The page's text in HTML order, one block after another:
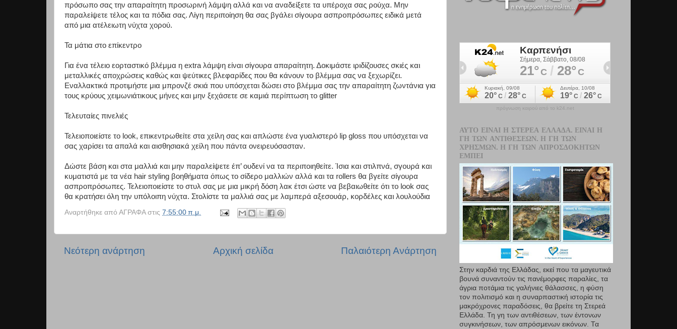
πρόσωπο σας την απαραίτητη προσωρινή λάμψη αλλά και να αναδείξετε τα υπέροχα σας ρούχα. Μην
παραλείψετε τέλος και τα πόδια σας. Λίγη περιποίηση θα σας βγάλει σίγουρα ασπροπρόσωπες ειδικά μετά
από μια ατέλειωτη νύχτα χορού.
Τα μάτια στο επίκεντρο
Για ένα τέλειο εορταστικό βλέμμα η extra λάμψη είναι σίγουρα απαραίτητη. Δοκιμάστε ιριδίζουσες σκιές και
μεταλλικές αποχρώσεις καθώς και ψεύτικες βλεφαρίδες που θα κάνουν το βλέμμα σας να ξεχωρίζει.
Εναλλακτικά προτιμήστε μια μπρονζέ σκιά που υπόσχεται δώσει στο βλέμμα σας την απαραίτητη ζωντάνια για
τους κρύους χειμωνιάτικους μήνες και μην ξεχάσετε σε καμιά περίπτωση το glitter
Τελευταίες πινελιές
Τελειοποιείστε το look, επικεντρωθείτε στα χείλη σας και απλώστε ένα γυαλιστερό lip gloss που υπόσχεται να
σας χαρίσει τα απαλά και αισθησιακά χείλη που πάντα ονειρευόσασταν.
Δώστε βάση και στα μαλλιά και μην παραλείψετε έπ’ ουδενί να τα περιποιηθείτε. Ίσια και στιλπνά, σγουρά και
κυματιστά με τα νέα hair styling βοηθήματα όπως το σίδερο μαλλιών αλλά και τα rollers θα βγείτε σίγουρα
ασπροπρόσωπες. Τελειοποιείστε το στυλ σας με μια μικρή δόση λακ έτσι ώστε να βεβαιωθείτε ότι το look σας
θα κρατήσει όλη την υπόλοιπη νύχτα. Στολίστε τα μαλλιά σας με λαμπερά αξεσουάρ, κορδέλες και λουλούδια
Αναρτήθηκε από ΑΓΡΑΦΑ στις 7:55:00 π.μ.
Νεότερη ανάρτηση Παλαιότερη Ανάρτηση
Αρχική σελίδα
πρόγνωση καιρού από το k24.net
ΑΥΤΌ ΕΊΝΑΙ Η ΣΤΕΡΕΆ ΕΛΛΆΔΑ. ΕΊΝΑΙ Η
ΓΗ ΤΩΝ ΑΝΤΙΘΈΣΕΩΝ. Η ΓΗ ΤΩΝ
ΧΡΗΣΜΏΝ. Η ΓΗ ΤΩΝ ΑΠΡΟΣΔΌΚΗΤΩΝ
ΕΜΠΕΙ
Στην καρδιά της Ελλάδας, εκεί που τα µαγευτικά
βουνά συναντούν τις πανέμορφες παραλίες, τα
άγρια ποτάμια τις γαλήνιες θάλασσες, η φύση
τον πολιτισμό και η συναρπαστική ιστορία τις
μακρόχρονες παραδόσεις, θα βρείτε τη Στερεά
Ελλάδα. Τη γη των αντιθέσεων, των έντονων
συγκινήσεων, των απρόσμενων εικόνων. Τα